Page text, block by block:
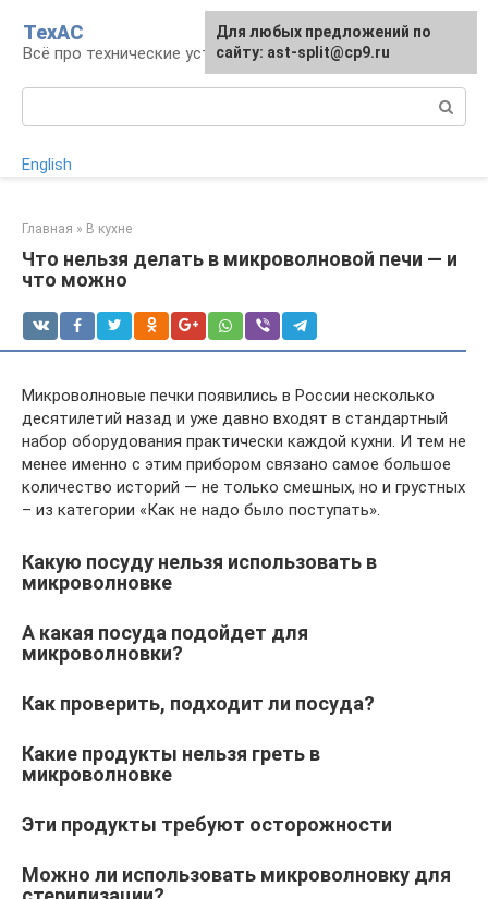
контенту
ТехАС
Всё про технические устройства
English
Главная » В кухне
Что нельзя делать в микроволновой печи — и
что можно
Микроволновые печки появились в России несколько
десятилетий назад и уже давно входят в стандартный
набор оборудования практически каждой кухни. И тем не
менее именно с этим прибором связано самое большое
количество историй — не только смешных, но и грустных
– из категории «Как не надо было поступать».
Какую посуду нельзя использовать в
микроволновке
А какая посуда подойдет для
микроволновки?
Как проверить, подходит ли посуда?
Какие продукты нельзя греть в
микроволновке
Эти продукты требуют осторожности
Можно ли использовать микроволновку для
Для любых предложений по
сайту: ast-split@cp9.ru